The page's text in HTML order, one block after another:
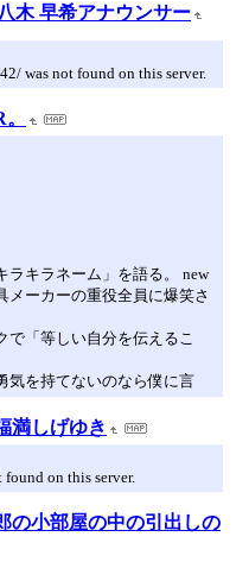
木 早希アナウンサー
was not found on this server.
ラキラネーム」を語る。 new
メーカーの重役全員に爆笑さ
で「等しい自分を伝えるこ
気を持てないのなら僕に言
満しげゆき
on this server.
の小部屋の中の引出しの